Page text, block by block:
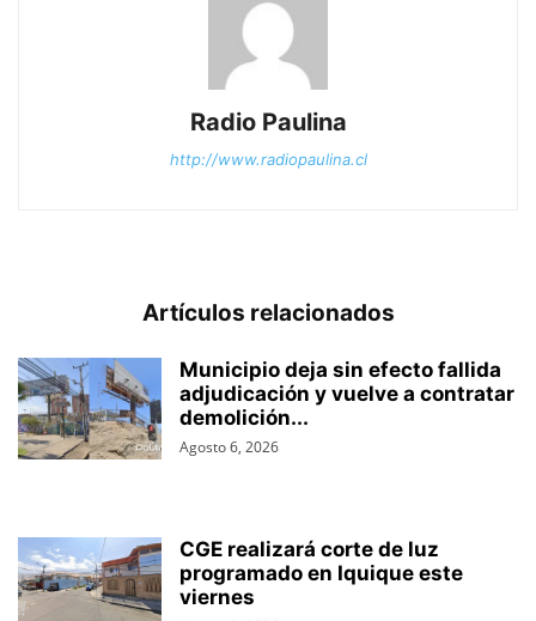
Radio Paulina
http://www.radiopaulina.cl
Artículos relacionados
Municipio deja sin efecto fallida
adjudicación y vuelve a contratar
demolición...
Agosto 6, 2026
CGE realizará corte de luz
programado en Iquique este
viernes